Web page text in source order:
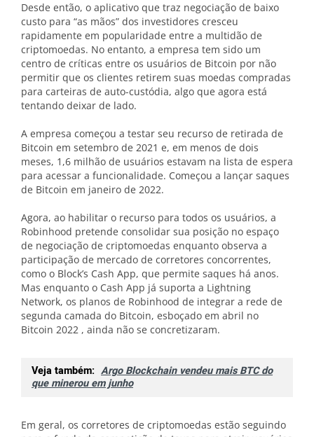
Desde então, o aplicativo que traz negociação de baixo
custo para “as mãos” dos investidores cresceu
rapidamente em popularidade entre a multidão de
criptomoedas. No entanto, a empresa tem sido um
centro de críticas entre os usuários de Bitcoin por não
permitir que os clientes retirem suas moedas compradas
para carteiras de auto-custódia, algo que agora está
tentando deixar de lado.
A empresa começou a testar seu recurso de retirada de
Bitcoin em setembro de 2021 e, em menos de dois
meses, 1,6 milhão de usuários estavam na lista de espera
para acessar a funcionalidade. Começou a lançar saques
de Bitcoin em janeiro de 2022.
Agora, ao habilitar o recurso para todos os usuários, a
Robinhood pretende consolidar sua posição no espaço
de negociação de criptomoedas enquanto observa a
participação de mercado de corretores concorrentes,
como o Block’s Cash App, que permite saques há anos.
Mas enquanto o Cash App já suporta a Lightning
Network, os planos de Robinhood de integrar a rede de
segunda camada do Bitcoin, esboçado em abril no
Bitcoin 2022 , ainda não se concretizaram.
Veja também: Argo Blockchain vendeu mais BTC do
que minerou em junho
Em geral, os corretores de criptomoedas estão seguindo